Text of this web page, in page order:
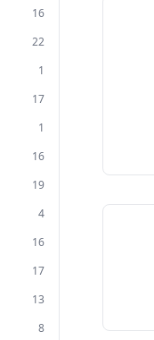
16
22
1
17
1
16
19
4
16
17
13
8